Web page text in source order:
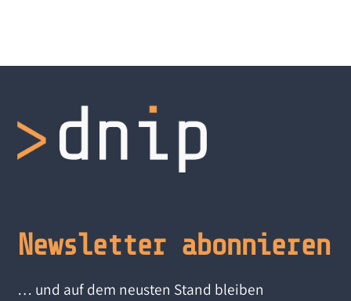
Newsletter abonnieren
… und auf dem neusten Stand bleiben